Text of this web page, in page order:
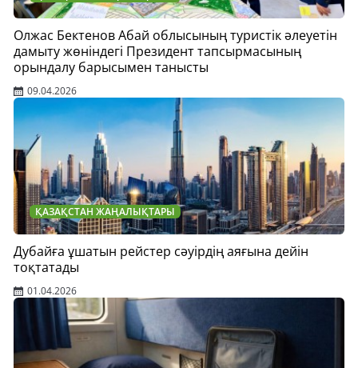
Олжас Бектенов Абай облысының туристік әлеуетін
дамыту жөніндегі Президент тапсырмасының
орындалу барысымен танысты
09.04.2026
ҚАЗАҚСТАН ЖАҢАЛЫҚТАРЫ
Дубайға ұшатын рейстер сәуірдің аяғына дейін
тоқтатады
01.04.2026